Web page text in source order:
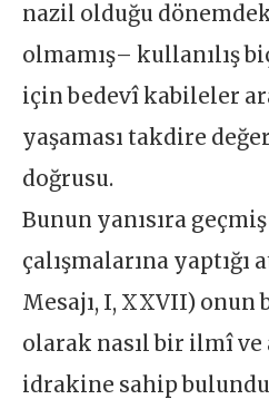
nazil olduğu
olmamış– kullanılış
için bedevî kabileler
yaşaması takdire
doğrusu.
Bunun yanısıra
çalışmalarına yaptığı
Mesajı, I, XXVII) onun
olarak nasıl bir ilmî
idrakine sahip